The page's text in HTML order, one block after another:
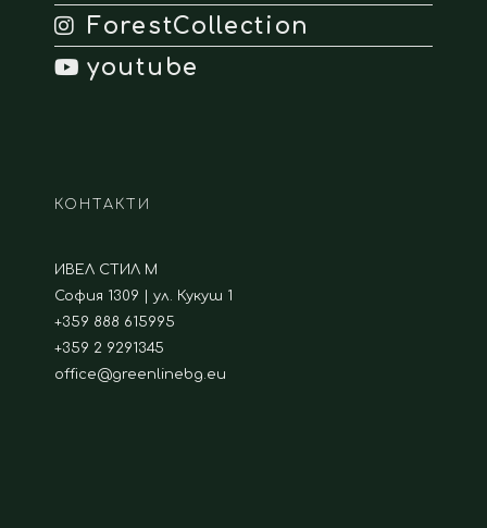
ForestCollection
youtube
КОНТАКТИ
ИВЕЛ СТИЛ М
София 1309 | ул. Кукуш 1
+359 888 615995
+359 2 9291345
office@greenlinebg.eu